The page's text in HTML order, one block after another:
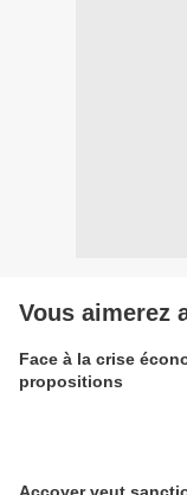
Vous aimerez
Face à la crise
propositions